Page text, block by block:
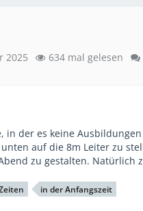
2025 634 mal gelesen
in der es keine
auf die 8m Leiter zu
zu gestalten. Natürlich
in der Anfangszeit